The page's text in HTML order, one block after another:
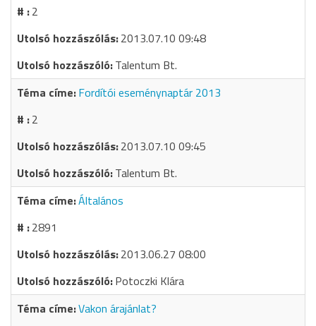
2
2013.07.10 09:48
Talentum Bt.
Fordítói eseménynaptár 2013
2
2013.07.10 09:45
Talentum Bt.
Általános
2891
2013.06.27 08:00
Potoczki Klára
Vakon árajánlat?